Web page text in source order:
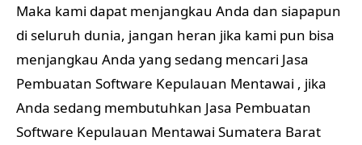
Maka kami dapat menjangkau Anda dan siapapun
di seluruh dunia, jangan heran jika kami pun bisa
menjangkau Anda yang sedang mencari Jasa
Pembuatan Software Kepulauan Mentawai , jika
Anda sedang membutuhkan Jasa Pembuatan
Software Kepulauan Mentawai Sumatera Barat